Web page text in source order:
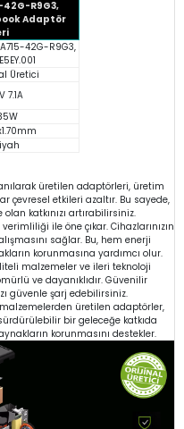
42G-R9G3,
Adaptör
42G-R9G3,
Üretici
7.1A
üretilen adaptörleri, üretim
çevresel etkileri azaltır. Bu sayede,
katkınızı artırabilirsiniz.
ile öne çıkar. Cihazlarınızın
sağlar. Bu, hem enerji
korunmasına yardımcı olur.
malzemeler ve ileri teknoloji
ve dayanıklıdır. Güvenilir
güvenle şarj edebilirsiniz.
üretilen adaptörler,
bir geleceğe katkıda
korunmasını destekler.